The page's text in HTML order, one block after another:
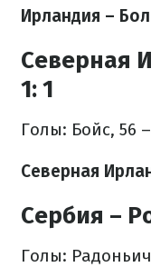
Ирландия –
Северная
1: 1
Голы: Бойс, 56
Северная
Сербия –
Голы: